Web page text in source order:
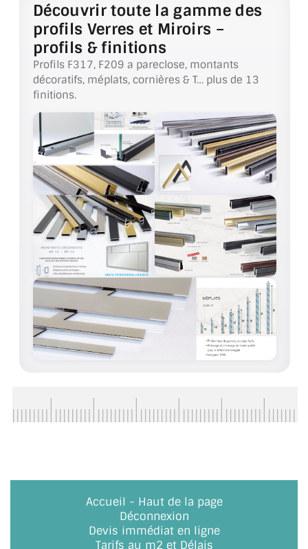
VERRE FEUILLETÉ/TREMPÉ
DALLE DE SOL EN VERRE
PORTE EN VERRE
GARDE CORPS EN VERRE
VERRIÈRE TYPE ATELIER
VERRES TEXTURÉS
PLEXIGLAS PMMA
DOUBLE VITRAGE
ACCESSOIRES & QUINCAILLERIE
CATALOGUE DE PROFILS ET FIXATION DU
VERRE
LES FIXATIONS POUR MIROIR
LES CHARNIÈRES DE PORTE EN VERRE
BOUTONS ET POIGNÉES
Découvrir toute la gamme des
profils Verres et Miroirs –
profils & finitions
Profils F317, F209 a pareclose, montants
décoratifs, méplats, cornières & T… plus de 13
finitions.
Accueil - Haut de la page
Déconnexion
Devis immédiat en ligne
Tarifs au m2 et Délais